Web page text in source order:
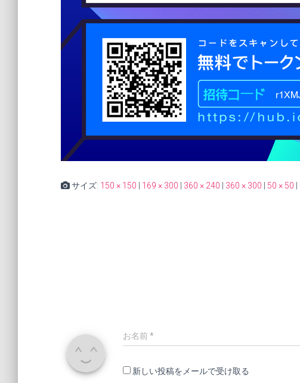
サイズ: 150 × 150 169 × 300 360 × 240 360 × 300 50 × 50
お名前*
新しい投稿をメールで受け取る